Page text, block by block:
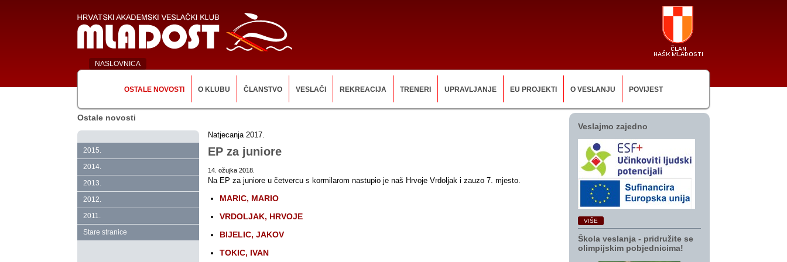
NASLOVNICA
OSTALE NOVOSTI O KLUBU ČLANSTVO VESLAČI REKREACIJA TRENERI UPRAVLJANJE EU PROJEKTI O VESLANJU POVIJEST
Ostale novosti
2015.
2014.
2013.
2012.
2011.
Stare stranice
Natjecanja 2017.
EP za juniore
14. ožujka 2018.
Na EP za juniore u četvercu s kormilarom nastupio je naš Hrvoje Vrdoljak i zauzo 7. mjesto.
MARIC, MARIO
VRDOLJAK, HRVOJE
BIJELIC, JAKOV
TOKIC, IVAN
Veslajmo zajedno
VIŠE
Škola veslanja ‑ pridružite se
olimpijskim pobjednicima!